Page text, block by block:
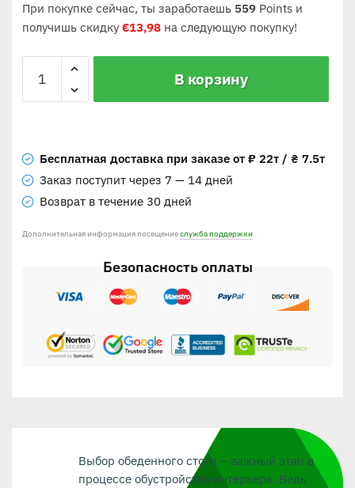
При покупке сейчас, ты заработаешь 559Points и
получишь скидку €13,98на следующую покупку!
В корзину
Бесплатная доставка при заказе от ₽ 22т / ₴ 7.5т
Заказ поступит через 7 — 14 дней
Возврат в течение 30 дней
Дополнительная информация посещениеслужба поддержки
Безопасность оплаты
Выбор обеденного стола – важный этап в
процессе обустройства интерьера. Ведь